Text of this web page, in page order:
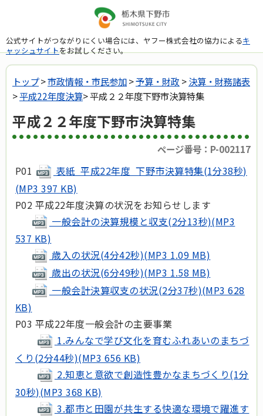
公式サイトがつながりにくい場合には、ヤフー株式会社の協力によるキ
ャッシュサイトをお試しください。
トップ>市政情報・市民参加>予算・財政 >決算・財務諸表
>平成22年度決算> 平成２２年度下野市決算特集
平成２２年度下野市決算特集
ページ番号：P-002117
P01
表紙 平成22年度 下野市決算特集(1分38秒)
(MP3 397 KB)
P02 平成22年度決算の状況をお知らせします
一般会計の決算規模と収支(2分13秒)(MP3
537 KB)
歳入の状況(4分42秒)(MP3 1.09 MB)
歳出の状況(6分49秒)(MP3 1.58 MB)
一般会計決算収支の状況(2分37秒)(MP3 628
KB)
P03 平成22年度一般会計の主要事業
1.みんなで学び文化を育むふれあいのまちづ
くり(2分44秒)(MP3 656 KB)
2.知恵と意欲で創造性豊かなまちづくり(1分
30秒)(MP3 368 KB)
3.都市と田園が共生する快適な環境で躍進す